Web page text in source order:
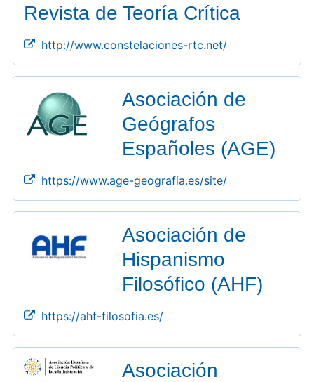
Revista de Teoría Crítica
http://www.constelaciones-rtc.net/
Asociación de
Geógrafos
Españoles (AGE)
https://www.age-geografia.es/site/
Asociación de
Hispanismo
Filosófico (AHF)
https://ahf-filosofia.es/
Asociación